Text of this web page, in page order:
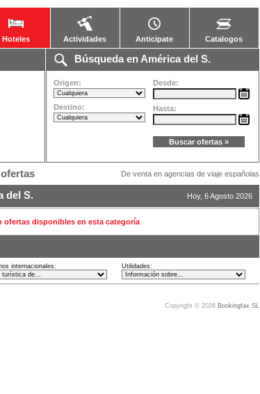
Hoteles Actividades Anticipate Catalogos
Búsqueda en América del S.
Origen:
Destino:
Desde:
Hasta:
De venta en agencias de viaje españolas
del S. Hoy, 6 Agosto 2026
ofertas disponibles en esta categoría
internacionales: Utilidades:
Copyright © 2026 Bookingfax SL